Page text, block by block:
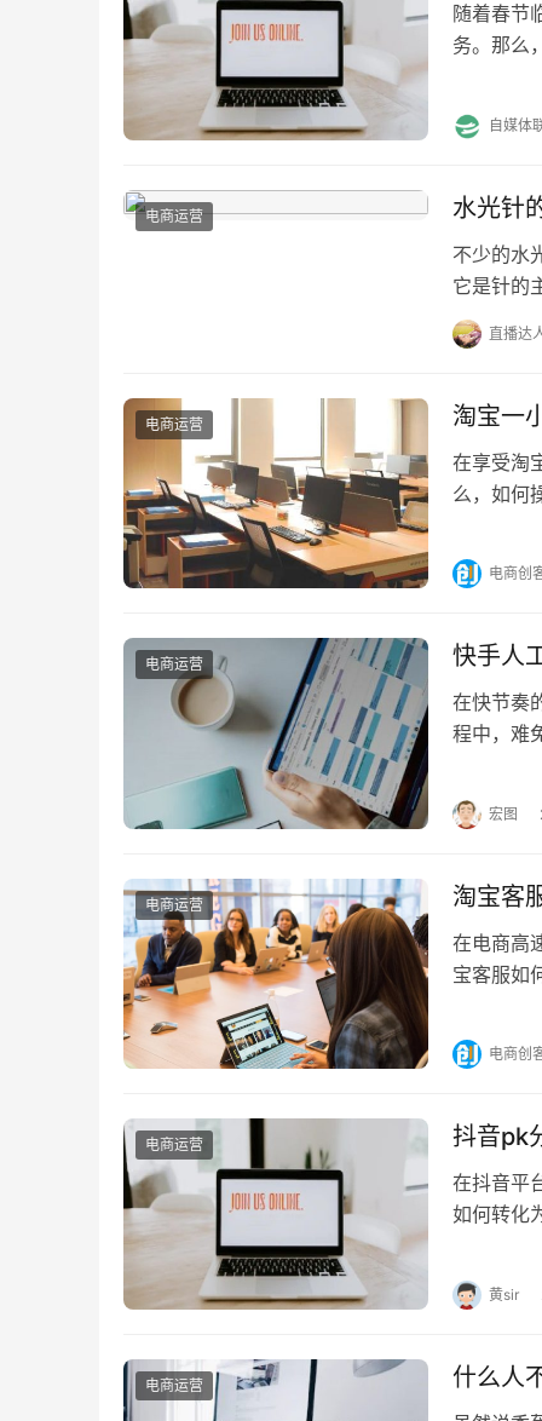
随着春节
务。那么
自媒体
电商运营 水光针
不少的水
它是针的
见，据说
直播达
电商运营 淘宝一
在享受淘
么，如何
电商创
电商运营 快手人
在快节奏
程中，难
宏图
电商运营 淘宝客
在电商高
宝客服如
电商创
电商运营 抖音pk
在抖音平
如何转化
黄sir
电商运营 什么人